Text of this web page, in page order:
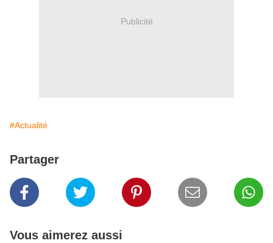
Publicité
#Actualité
Partager
Vous aimerez aussi